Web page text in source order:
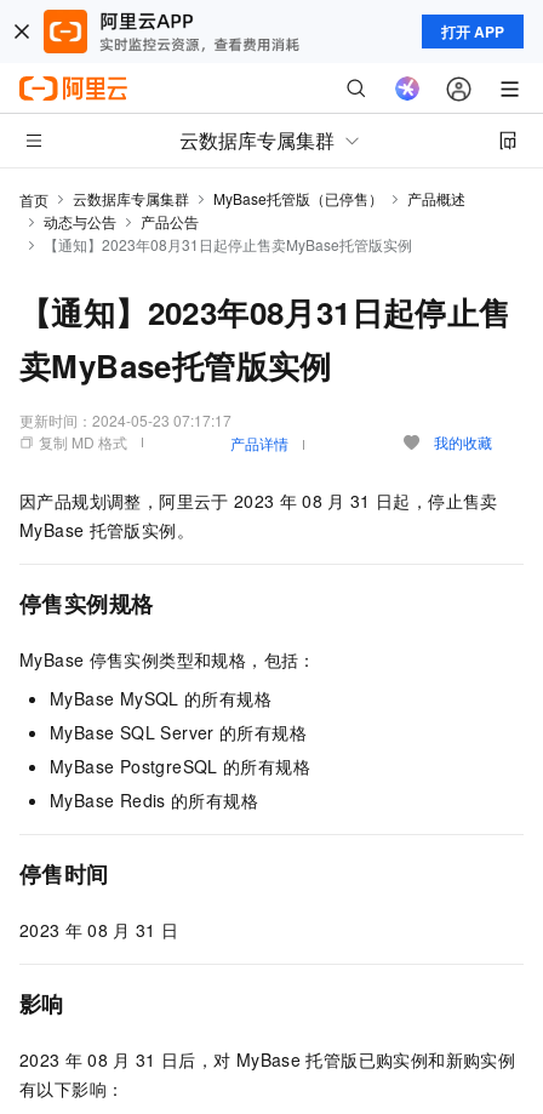
打开 APP
云数据库专属集群
首页 云数据库专属集群 MyBase托管版（已停售）
产品概述
动态与公告
产品公告
【通知】2023年08月31日起停止售卖MyBase托管版实例
【通知】2023年08月31日起停止售
卖MyBase托管版实例
更新时间： 2024-05-23 07:17:17
复制 MD 格式
产品详情 我的收藏
因产品规划调整，阿里云于 2023 年 08 月 31 日起，停止售卖
MyBase 托管版实例。
停售实例规格
MyBase 停售实例类型和规格，包括：
MyBase MySQL 的所有规格
MyBase SQL Server 的所有规格
MyBase PostgreSQL 的所有规格
MyBase Redis 的所有规格
停售时间
2023 年 08 月 31 日
影响
2023 年 08 月 31 日后，对 MyBase 托管版已购实例和新购实例
有以下影响：